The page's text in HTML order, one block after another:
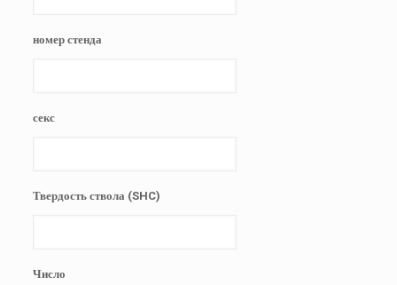
номер стенда
секс
Твердость ствола (SHC)
Число